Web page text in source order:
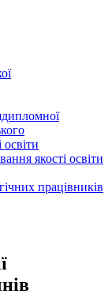
якості освіти
працівників